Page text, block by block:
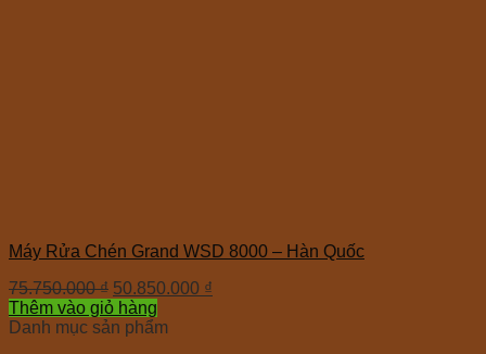
Máy Rửa Chén Grand WSD 8000 – Hàn Quốc
75.750.000₫ 50.850.000 ₫
Thêm vào giỏ hàng
Danh mục sản phẩm